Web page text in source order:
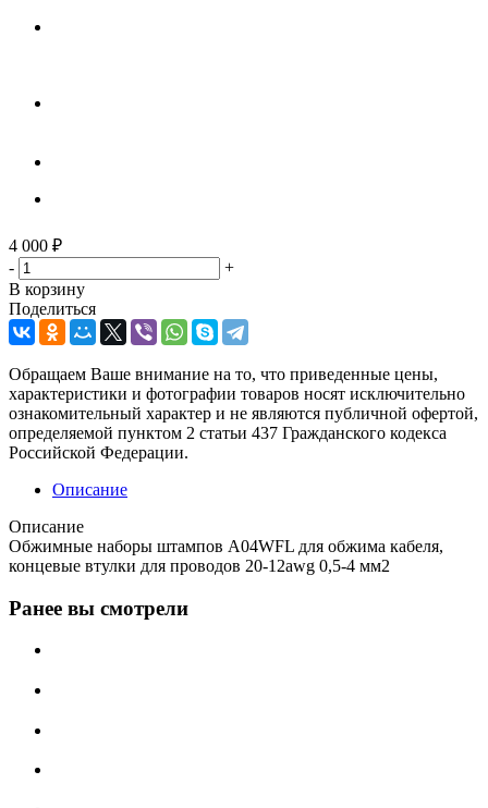
4 000 ₽
-
+
В корзину
Поделиться
Обращаем Ваше внимание на то, что приведенные цены,
характеристики и фотографии товаров носят исключительно
ознакомительный характер и не являются публичной офертой,
определяемой пунктом 2 статьи 437 Гражданского кодекса
Российской Федерации.
Описание
Описание
Обжимные наборы штампов A04WFL для обжима кабеля,
концевые втулки для проводов 20-12awg 0,5-4 мм2
Ранее вы смотрели